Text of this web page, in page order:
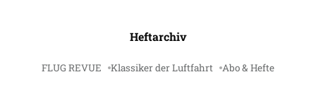
Heftarchiv
FLUG REVUE Klassiker der Luftfahrt Abo & Hefte